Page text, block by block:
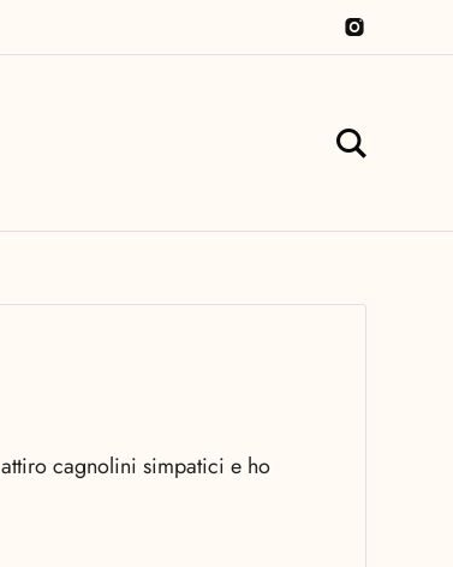
cagnolini simpatici e ho